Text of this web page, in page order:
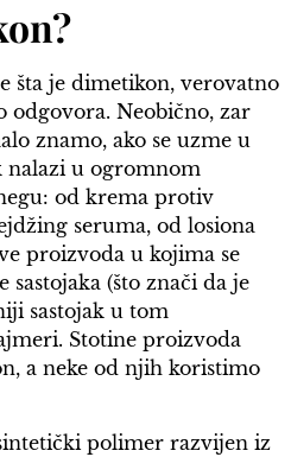
šta je dimetikon, verovatno
odgovora. Neobično, zar
znamo, ako se uzme u
nalazi u ogromnom
od krema protiv
seruma, od losiona
proizvoda u kojima se
(što znači da je
sastojak u tom
Stotine proizvoda
a neke od njih koristimo
polimer razvijen iz